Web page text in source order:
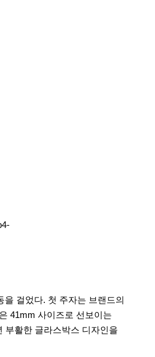
을 걸었다. 첫 주자는 브랜드의
41mm 사이즈로 선보이는
부활한 글라스박스 디자인을